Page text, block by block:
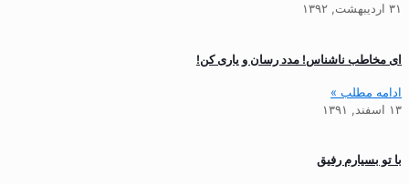
۳۱ اردیبهشت, ۱۳۹۲
ای مخاطب ناشناس! مدد رسان و یاری کن!
ادامه مطلب »
۱۳ اسفند, ۱۳۹۱
با تو بسیارم رفیق